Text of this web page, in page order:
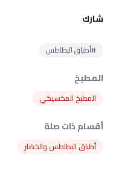
شارك
#أطباق البطاطس
المطبخ
المطبخ المكسيكي
أقسام ذات صلة
أطباق البطاطس والخضار